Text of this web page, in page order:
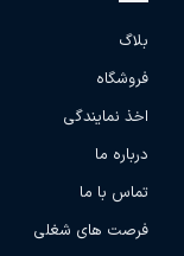
بلاگ
فروشگاه
اخذ نمایندگی
درباره ما
تماس با ما
فرصت های شغلی